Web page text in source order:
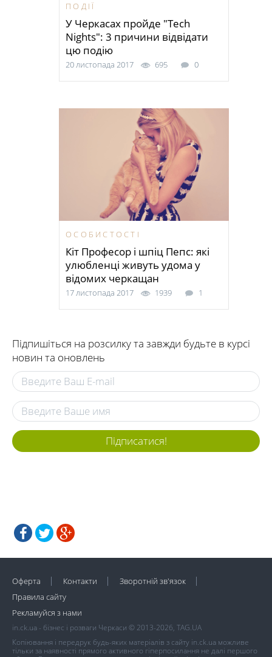
ПОДІЇ
У Черкасах пройде "Tech
Nights": 3 причини відвідати
цю подію
20 листопада 2017 695 0
ОСОБИСТОСТІ
Кіт Професор і шпіц Пепс: які
улюбленці живуть удома у
відомих черкащан
17 листопада 2017 1939 1
Підпишіться на розсилку та завжди будьте в курсі
новин та оновлень
Підписатися!
Оферта Контакти
Зворотній зв'язок
Правила сайту
Рекламуйся з нами
in.ck.ua - бізнес і розваги Черкаси © 2013-2026, TAG.UA
Копіювання і передрук будь-яких матеріалів з сайту in.ck.ua можливе
тільки за наявності прямого активного гіперпосилання не далі першого